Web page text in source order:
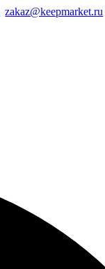
zakaz@keepmarket.ru